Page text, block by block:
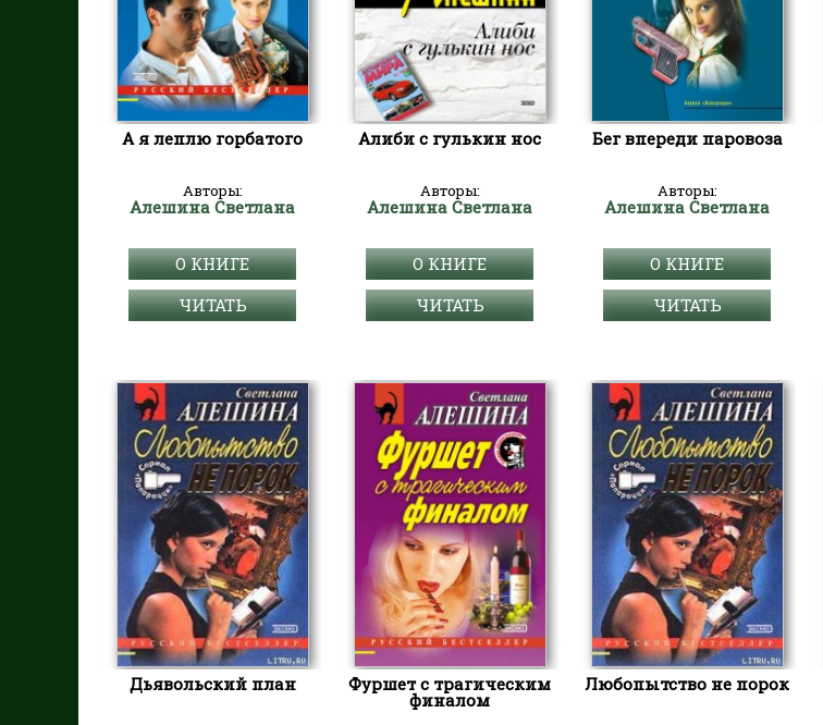
А я леплю горбатого
Авторы:
Алешина Светлана
О КНИГЕ
ЧИТАТЬ
Алиби с гулькин нос
Авторы:
Алешина Светлана
О КНИГЕ
ЧИТАТЬ
Бег впереди паровоза
Авторы:
Алешина Светлана
О КНИГЕ
ЧИТАТЬ
Дьявольский план Фуршет с трагическим
финалом
Любопытство не порок